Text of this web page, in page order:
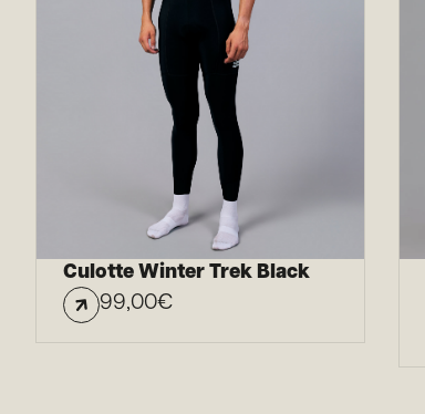
Culotte Winter Trek Black
99,00€